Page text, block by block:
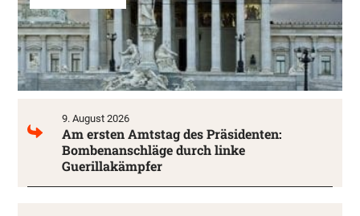
9. August 2026
Am ersten Amtstag des Präsidenten:
Bombenanschläge durch linke
Guerillakämpfer